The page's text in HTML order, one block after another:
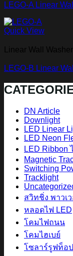
LEGO-A Linear
Quick View
Linear Wall
LEGO-B Linear
DN Article
Downlight
LED Linear
LED Neon
LED Ribbon
Magnetic
Switching
Tracklight
สวิทชิ่ง พาวเ
หลอดไฟ LED
โคมไฟถนน
โคมไฮเบย์
โซลาร์รูฟท็อป